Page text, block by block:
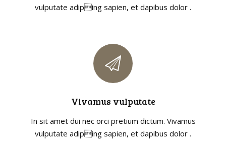
vulputate adiping sapien, et dapibus dolor .
Vivamus vulputate
In sit amet dui nec orci pretium dictum. Vivamus
vulputate adiping sapien, et dapibus dolor .